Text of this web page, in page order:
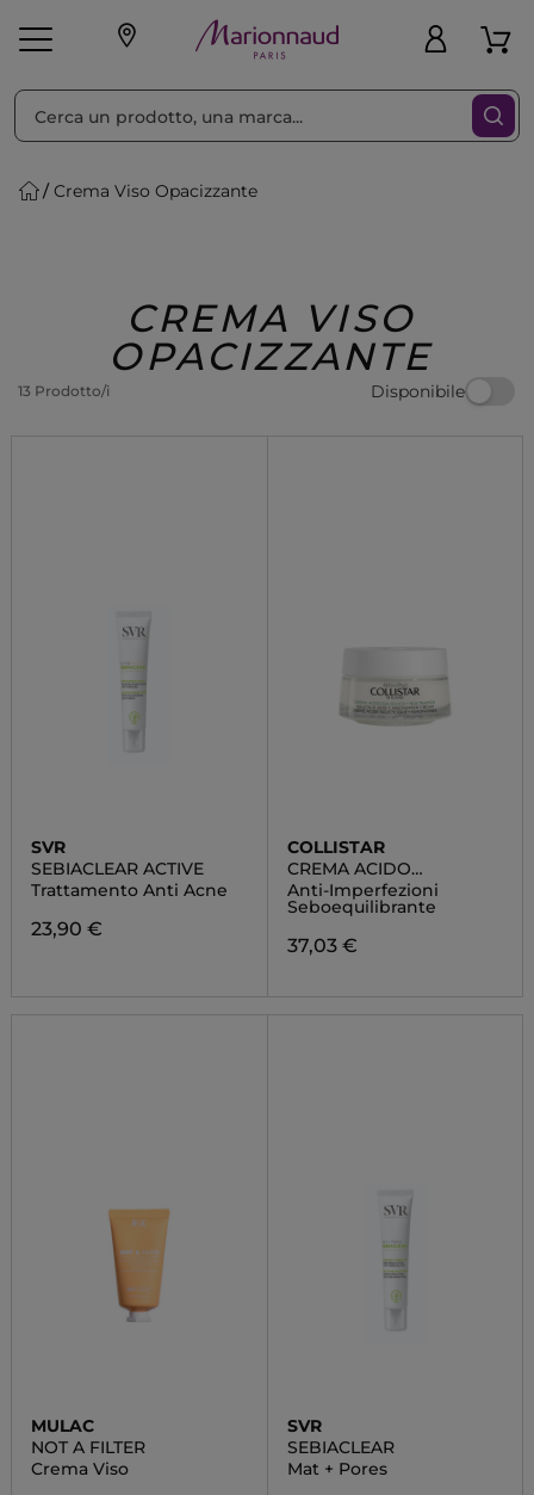
Make-up Profumi
Regalo
Crema Viso Opacizzante
CREMA VISO
OPACIZZANTE
13 Prodotto/i Disponibile
Ordina per Filtra
SVR
SEBIACLEAR ACTIVE
Trattamento Anti Acne
23,90 €
COLLISTAR
CREMA ACIDO
SALICILICO +
NIACINAMIDE
Anti-Imperfezioni
Seboequilibrante
37,03 €
MULAC
NOT A FILTER
Crema Viso
SVR
SEBIACLEAR
Mat + Pores